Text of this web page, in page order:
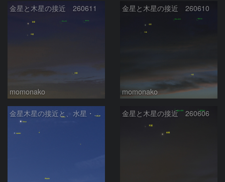
金星と木星の接近 260611
momonako
金星と木星の接近 260610
momonako
金星木星の接近と、水星・ふたご座 金星と木星の接近 260606